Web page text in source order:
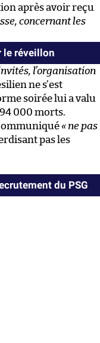
après avoir reçu
concernant les
le réveillon
l’organisation
ne s’est
soirée lui a valu
000 morts.
« ne pas
pas les
du PSG